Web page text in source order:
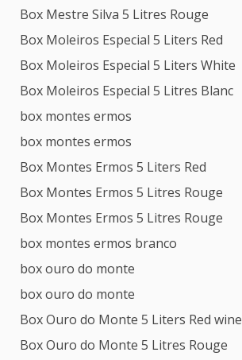
Box Mestre Silva 5 Litres Rouge
Box Moleiros Especial 5 Liters Red
Box Moleiros Especial 5 Liters White
Box Moleiros Especial 5 Litres Blanc
box montes ermos
box montes ermos
Box Montes Ermos 5 Liters Red
Box Montes Ermos 5 Litres Rouge
Box Montes Ermos 5 Litres Rouge
box montes ermos branco
box ouro do monte
box ouro do monte
Box Ouro do Monte 5 Liters Red wine
Box Ouro do Monte 5 Litres Rouge